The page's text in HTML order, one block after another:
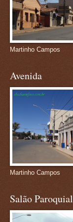
Martinho Campos
Avenida
Martinho Campos
Salão Paroquial